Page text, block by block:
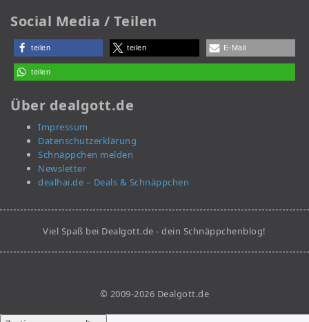
Social Media / Teilen
teilen teilen E-Mail
teilen
Über dealgott.de
Impressum
Datenschutzerklärung
Schnäppchen melden
Newsletter
dealhai.de – Deals & Schnäppchen
Viel Spaß bei Dealgott.de - dein Schnäppchenblog!
© 2009-2026 Dealgott.de